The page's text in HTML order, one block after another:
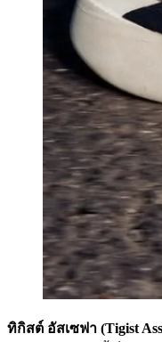
ทิกิสต์ อัสเซฟา (Tigist